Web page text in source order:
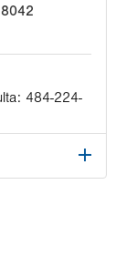
484-224-